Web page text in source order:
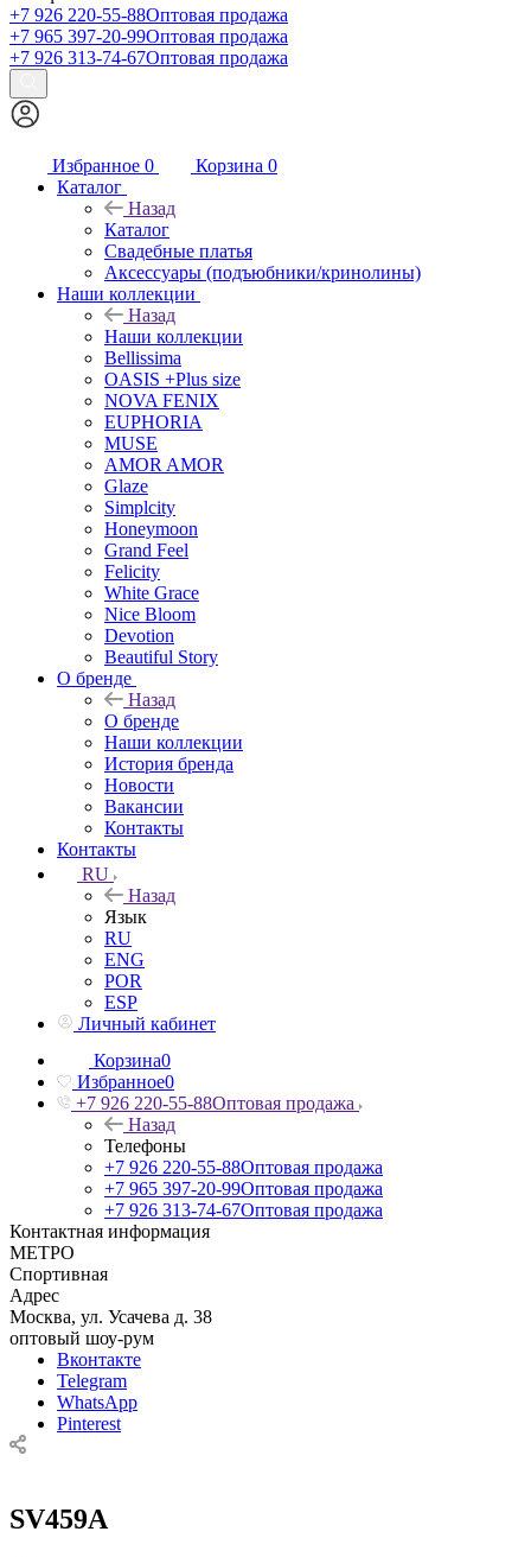
+7 926 220-55-88Оптовая продажа
+7 965 397-20-99Оптовая продажа
+7 926 313-74-67Оптовая продажа
Избранное 0 Корзина 0
Каталог
Назад
Каталог
Свадебные платья
Аксессуары (подъюбники/кринолины)
Наши коллекции
Назад
Наши коллекции
Bellissima
OASIS +Plus size
NOVA FENIX
EUPHORIA
MUSE
AMOR AMOR
Glaze
Simplcity
Honeymoon
Grand Feel
Felicity
White Grace
Nice Bloom
Devotion
Beautiful Story
О бренде
Назад
О бренде
Наши коллекции
История бренда
Новости
Вакансии
Контакты
Контакты
RU
Назад
Язык
RU
ENG
POR
ESP
Личный кабинет
Корзина0
Избранное0
+7 926 220-55-88Оптовая продажа
Назад
Телефоны
+7 926 220-55-88Оптовая продажа
+7 965 397-20-99Оптовая продажа
+7 926 313-74-67Оптовая продажа
Контактная информация
МЕТРО
Спортивная
Адрес
Москва, ул. Усачева д. 38
оптовый шоу-рум
Вконтакте
Telegram
WhatsApp
Pinterest
SV459A